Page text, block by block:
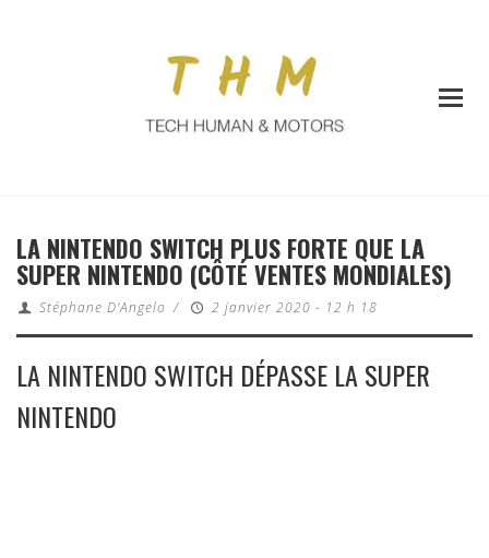
LA NINTENDO SWITCH PLUS FORTE QUE LA
SUPER NINTENDO (CÔTÉ VENTES MONDIALES)
Stéphane D'Angelo / 2 janvier 2020 - 12 h 18
LA NINTENDO SWITCH DÉPASSE LA SUPER
NINTENDO